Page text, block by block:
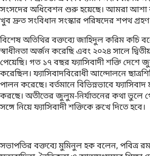
সংসদের অধিবেশন শুরু হয়েছে। আমরা আশা
খুব দ্রুত সংবিধান সংস্কার পরিষদের শপথ
বিশেষ অতিথির বক্তব্যে জাহিদুল করিম কচি
স্বাধীনতা অর্জন করেছি এবং ২০২৪ সালে দ্বিতীয়
পেয়েছি। গত ১৭ বছর ফ্যাসিবাদী শক্তি দেশে
করেছিল। ফ্যাসিবাদবিরোধী আন্দোলনে
পালন করেছে। বর্তমানে বিভিন্নভাবে ফ্যাসিবাদ
করছে। অতীতের জুলুম-নির্যাতনের কথা ভুলে
সঙ্গে নিয়ে ফ্যাসিবাদী শক্তিকে রুখে দিতে হবে।
সভাপতির বক্তব্যে মুমিনুল হক বলেন, পবিত্র